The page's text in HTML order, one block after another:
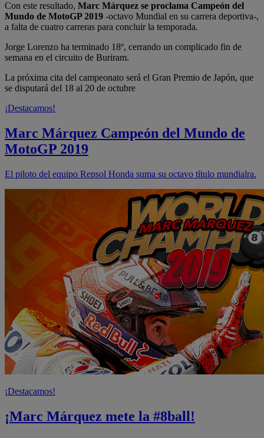
Con este resultado, Marc Márquez se proclama Campeón del
Mundo de MotoGP 2019 -octavo Mundial en su carrera deportiva-,
a falta de cuatro carreras para concluir la temporada.
Jorge Lorenzo ha terminado 18º, cerrando un complicado fin de
semana en el circuito de Buriram.
La próxima cita del campeonato será el Gran Premio de Japón, que
se disputará del 18 al 20 de octubre
¡Destacamos!
Marc Márquez Campeón del Mundo de
MotoGP 2019
El piloto del equipo Repsol Honda suma su octavo título mundialra.
¡Destacamos!
¡Marc Márquez mete la #8ball!